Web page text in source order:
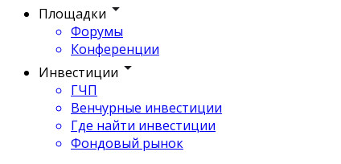
Площадки
Форумы
Конференции
Инвестиции
ГЧП
Венчурные инвестиции
Где найти инвестиции
Фондовый рынок